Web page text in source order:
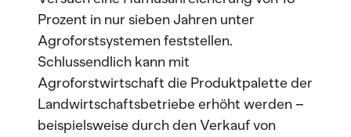
Prozent in nur sieben Jahren unter
Agroforstsystemen feststellen.
Schlussendlich kann mit
Agroforstwirtschaft die Produktpalette der
Landwirtschaftsbetriebe erhöht werden –
beispielsweise durch den Verkauf von